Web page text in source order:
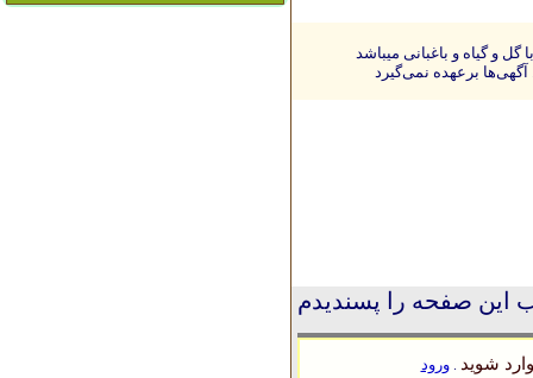
و گیاه و باغبانی میباشد
آگهی‌ها برعهده نمی‌گیرد
این صفحه را پسندیدم
شوید .ورود